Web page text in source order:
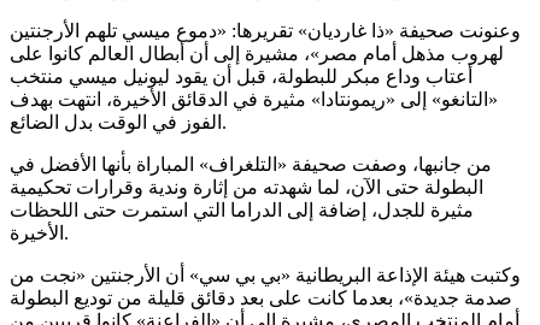
وعنونت صحيفة «ذا غارديان» تقريرها: «دموع ميسي تلهم الأرجنتين
لهروب مذهل أمام مصر»، مشيرة إلى أن أبطال العالم كانوا على
أعتاب وداع مبكر للبطولة، قبل أن يقود ليونيل ميسي منتخب
«التانغو» إلى «ريمونتادا» مثيرة في الدقائق الأخيرة، انتهت بهدف
الفوز في الوقت بدل الضائع.
من جانبها، وصفت صحيفة «التلغراف» المباراة بأنها الأفضل في
البطولة حتى الآن، لما شهدته من إثارة وندية وقرارات تحكيمية
مثيرة للجدل، إضافة إلى الدراما التي استمرت حتى اللحظات
الأخيرة.
وكتبت هيئة الإذاعة البريطانية «بي بي سي» أن الأرجنتين «نجت من
صدمة جديدة»، بعدما كانت على بعد دقائق قليلة من توديع البطولة
أمام المنتخب المصري، مشيرة إلى أن «الفراعنة» كانوا قريبين من